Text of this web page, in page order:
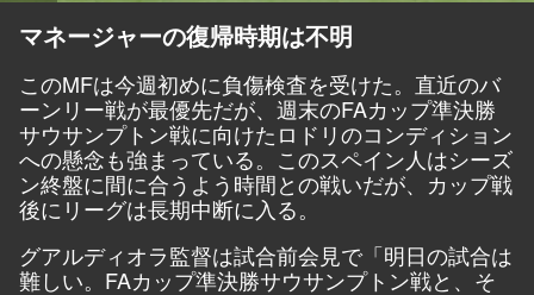
マネージャーの復帰時期は不明
このMFは今週初めに負傷検査を受けた。直近のバ
ーンリー戦が最優先だが、週末のFAカップ準決勝
サウサンプトン戦に向けたロドリのコンディション
への懸念も強まっている。このスペイン人はシーズ
ン終盤に間に合うよう時間との戦いだが、カップ戦
後にリーグは長期中断に入る。
グアルディオラ監督は試合前会見で「明日の試合は
難しい。FAカップ準決勝サウサンプトン戦と、そ